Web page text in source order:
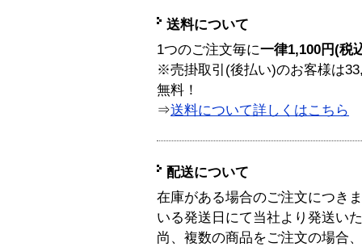
送料について
1つのご注文毎に一律1,100円(税
※売掛取引(後払い)のお客様は
無料！
⇒送料について詳しくはこちら
配送について
在庫がある場合のご注文につき
いる発送日にて当社より発送い
尚、複数の商品をご注文の場合